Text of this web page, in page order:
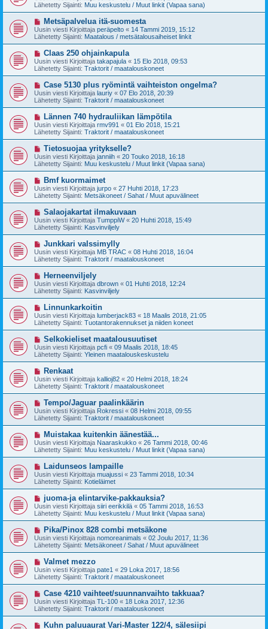
s
t
s
i
v
e
s
t
Lähetetty Sijainti: Muu keskustelu / Muut linkit (Vapaa sana)
U
u
s
i
e
s
t
Metsäpalvelua itä-suomesta
Uusin viesti Kirjoittaja peräpelto « 14 Tammi 2019, 15:12
Lähetetty Sijainti: Maatalous / metsätalousaiheiset linkit
U
u
s
i
e
s
t
Claas 250 ohjainkapula
Uusin viesti Kirjoittaja takapajula « 15 Elo 2018, 09:53
Lähetetty Sijainti: Traktorit / maatalouskoneet
U
u
s
i
v
e
s
t
Case 5130 plus ryömintä vaihteiston ongelma?
Uusin viesti Kirjoittaja lauriy « 07 Elo 2018, 20:39
Lähetetty Sijainti: Traktorit / maatalouskoneet
U
u
s
i
v
e
s
t
Lännen 740 hydrauliikan lämpötila
Uusin viesti Kirjoittaja rmv991 « 01 Elo 2018, 15:21
Lähetetty Sijainti: Traktorit / maatalouskoneet
U
u
s
i
v
e
s
t
Tietosuojaa yritykselle?
Uusin viesti Kirjoittaja janniih « 20 Touko 2018, 16:18
Lähetetty Sijainti: Muu keskustelu / Muut linkit (Vapaa sana)
U
u
s
i
v
e
s
t
Bmf kuormaimet
Uusin viesti Kirjoittaja jurpo « 27 Huhti 2018, 17:23
Lähetetty Sijainti: Metsäkoneet / Sahat / Muut apuvälineet
U
u
s
i
e
s
t
Salaojakartat ilmakuvaan
Uusin viesti Kirjoittaja TumppiW« 20 Huhti 2018, 15:49
Lähetetty Sijainti: Kasvinviljely
U
u
s
i
v
e
s
t
Junkkari valssimylly
Uusin viesti Kirjoittaja MB TRAC « 08 Huhti 2018, 16:04
Lähetetty Sijainti: Traktorit / maatalouskoneet
U
u
s
i
v
e
s
t
Herneenviljely
Uusin viesti Kirjoittaja dbrown « 01 Huhti 2018, 12:24
Lähetetty Sijainti: Kasvinviljely
U
u
s
i
v
e
s
t
Linnunkarkoitin
Uusin viesti Kirjoittaja lumberjack83 « 18 Maalis 2018, 21:05
Lähetetty Sijainti: Tuotantorakennukset ja niiden koneet
U
u
s
i
v
e
s
t
Selkokieliset maatalousuutiset
Uusin viesti Kirjoittaja pcfi « 09 Maalis 2018, 18:45
Lähetetty Sijainti: Yleinen maatalouskeskustelu
U
u
s
i
v
e
s
t
Renkaat
Uusin viesti Kirjoittaja kallioj82 « 20 Helmi 2018, 18:24
Lähetetty Sijainti: Traktorit / maatalouskoneet
U
u
s
i
v
e
s
t
Tempo/Jaguar paalinkäärin
Uusin viesti Kirjoittaja Rokressi « 08 Helmi 2018, 09:55
Lähetetty Sijainti: Traktorit / maatalouskoneet
U
u
s
i
v
e
s
t
Muistakaa kuitenkin äänestää...
Uusin viesti Kirjoittaja Naaraskukko « 26 Tammi 2018, 00:46
Lähetetty Sijainti: Muu keskustelu / Muut linkit (Vapaa sana)
U
u
s
i
v
e
s
t
Laidunseos lampaille
Uusin viesti Kirjoittaja muajussi « 23 Tammi 2018, 10:34
Lähetetty Sijainti: Kotieläimet
U
u
s
i
v
e
s
t
juoma-ja elintarvike-pakkauksia?
Uusin viesti Kirjoittaja siiri eerikkilä « 05 Tammi 2018, 16:53
Lähetetty Sijainti: Muu keskustelu / Muut linkit (Vapaa sana)
U
u
s
i
v
e
s
t
Pika/Pinox 828 combi metsäkone
Uusin viesti Kirjoittaja nomoreanimals « 02 Joulu 2017, 11:36
Lähetetty Sijainti: Metsäkoneet / Sahat / Muut apuvälineet
U
u
s
i
e
s
t
Valmet mezzo
Uusin viesti Kirjoittaja pate1 « 29 Loka 2017, 18:56
Lähetetty Sijainti: Traktorit / maatalouskoneet
U
u
s
i
v
Case 4210 vaihteet/suunnanvaihto takkuaa?
Uusin viesti Kirjoittaja TL-100 « 18 Loka 2017, 12:36
Lähetetty Sijainti: Traktorit / maatalouskoneet
UKuhn paluuaurat Vari-Master 122/4, sälesiipi